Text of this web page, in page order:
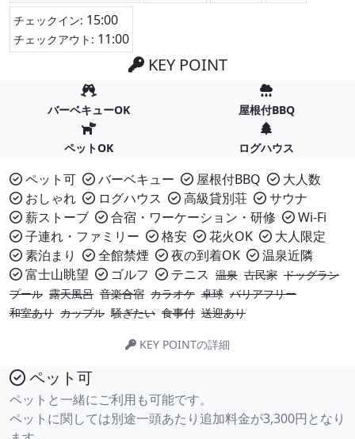
チェックイン: 15:00
チェックアウト: 11:00
KEY POINT
バーベキューOK 屋根付BBQ
ペットOK ログハウス
ペット可 バーベキュー 屋根付BBQ
大人数
おしゃれ
ログハウス 高級貸別荘
サウナ
薪ストーブ
合宿・ワーケーション・研修
Wi-Fi
子連れ・ファミリー
格安 花火OK
大人限定
素泊まり
全館禁煙 夜の到着OK
温泉近隣
富士山眺望
ゴルフ テニス 温泉 古民家 ドッグラン
プール 露天風呂 音楽合宿 カラオケ 卓球 バリアフリー
和室あり カップル 騒ぎたい 食事付 送迎あり
KEY POINTの詳細
ペット可
ペットと一緒にご利用も可能です。
ペットに関しては別途一頭あたり追加料金が3,300円となり